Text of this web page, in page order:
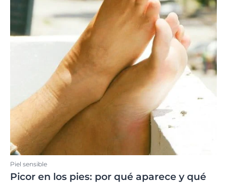
Piel sensible
Picor en los pies: por qué aparece y qué